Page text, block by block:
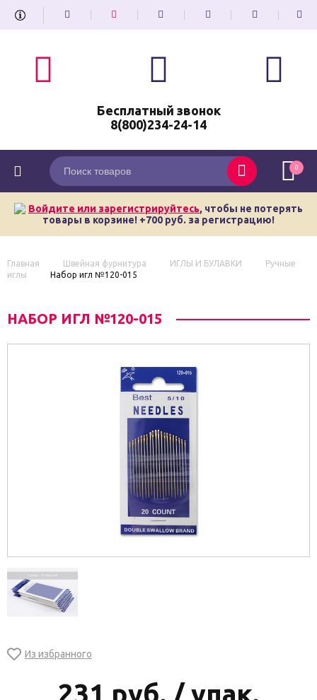
Бесплатный звонок
8(800)234-24-14
0
Войдите или зарегистрируйтесь, чтобы не потерять
товары в корзине! +700 руб. за регистрацию!
Главная Швейная фурнитура ИГЛЫ И БУЛАВКИ
Ручные
иглы
Набор игл №120-015
НАБОР ИГЛ №120-015
231 руб. / упак.